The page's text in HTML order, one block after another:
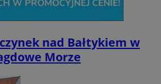
nad Bałtykiem w
Morze